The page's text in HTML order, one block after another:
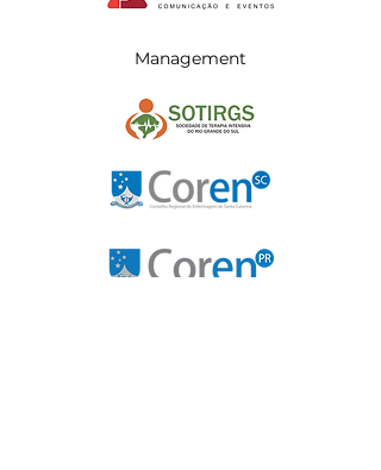
Management